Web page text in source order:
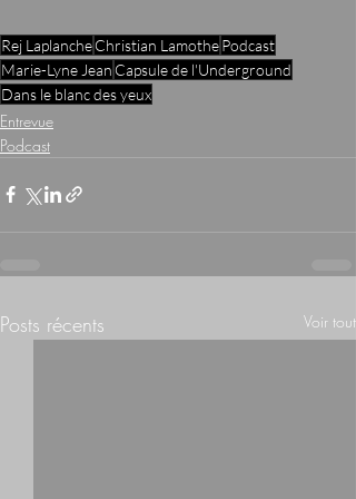
Rej LaplancheChristian LamothePodcast
Marie-Lyne Jean Capsule de l'Underground
Dans le blanc des yeux
Entrevue
Podcast
Posts récents Voir tout